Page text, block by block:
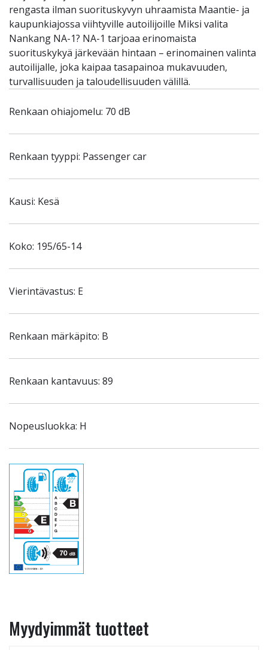
rengasta ilman suorituskyvyn uhraamista Maantie- ja
kaupunkiajossa viihtyville autoilijoille Miksi valita
Nankang NA-1? NA-1 tarjoaa erinomaista
suorituskykyä järkevään hintaan – erinomainen valinta
autoilijalle, joka kaipaa tasapainoa mukavuuden,
turvallisuuden ja taloudellisuuden välillä.
Renkaan ohiajomelu: 70 dB
Renkaan tyyppi: Passenger car
Kausi: Kesä
Koko: 195/65-14
Vierintävastus: E
Renkaan märkäpito: B
Renkaan kantavuus: 89
Nopeusluokka: H
Myydyimmät tuotteet